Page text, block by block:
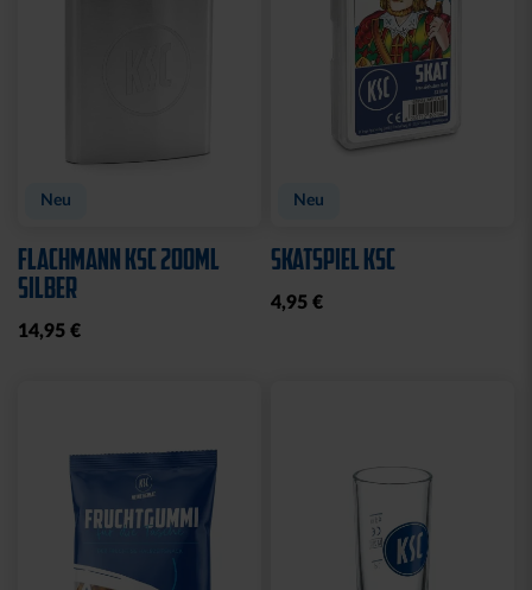
Neu
FLACHMANN KSC 200ML
SILBER
14,95 €
Neu
SKATSPIEL KSC
4,95 €